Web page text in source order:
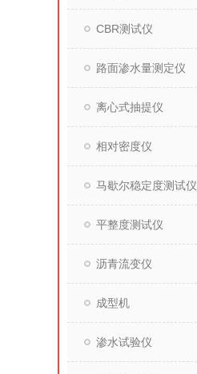
CBR测试仪
路面渗水量测定仪
离心式抽提仪
相对密度仪
马歇尔稳定度测试仪
平整度测试仪
沥青流变仪
成型机
渗水试验仪